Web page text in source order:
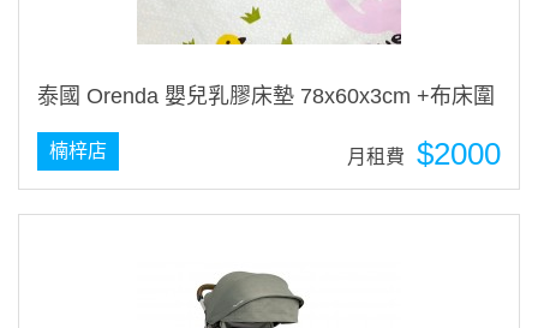
泰國 Orenda 嬰兒乳膠床墊 78x60x3cm +布床圍
$2000
月租費
楠梓店